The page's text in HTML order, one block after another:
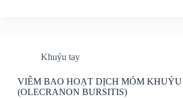
Khuỷu tay
VIÊM BAO HOẠT DỊCH MỎM KHUỶU
(OLECRANON BURSITIS)